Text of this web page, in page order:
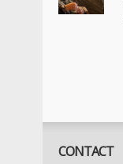
CONTACT